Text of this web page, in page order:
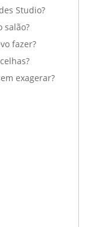
Studio?
salão?
fazer?
exagerar?